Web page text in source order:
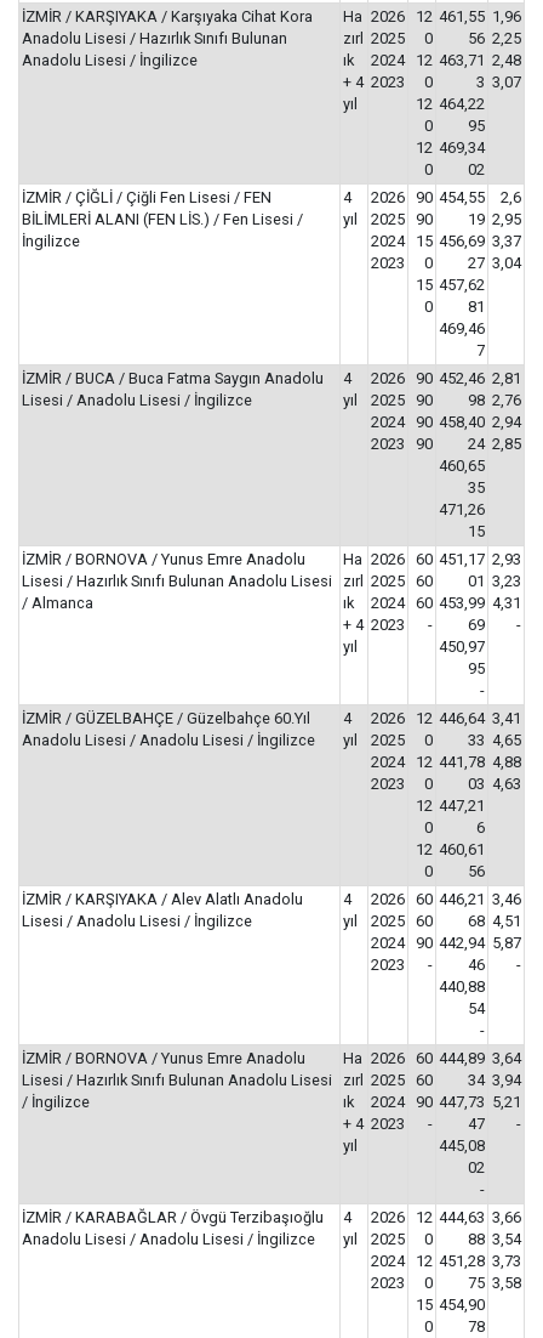
İZMİR / KARŞIYAKA / Karşıyaka Cihat Kora
Anadolu Lisesi / Hazırlık Sınıfı Bulunan
Anadolu Lisesi / İngilizce
Ha
zırl
ık
+ 4
yıl
2026
2025
2024
2023
12
0
12
0
12
0
12
0
461,55
56
463,71
3
464,22
95
469,34
02
1,96
2,25
2,48
3,07
İZMİR / ÇİĞLİ / Çiğli Fen Lisesi / FEN
BİLİMLERİ ALANI (FEN LİS.) / Fen Lisesi /
İngilizce
4
yıl
2026
2025
2024
2023
90
90
15
0
15
0
454,55
19
456,69
27
457,62
81
469,46
7
2,6
2,95
3,37
3,04
İZMİR / BUCA / Buca Fatma Saygın Anadolu
Lisesi / Anadolu Lisesi / İngilizce
4
yıl
2026
2025
2024
2023
90
90
90
90
452,46
98
458,40
24
460,65
35
471,26
15
2,81
2,76
2,94
2,85
İZMİR / BORNOVA / Yunus Emre Anadolu
Lisesi / Hazırlık Sınıfı Bulunan Anadolu Lisesi
/ Almanca
Ha
zırl
ık
+ 4
yıl
2026
2025
2024
2023
60
60
60
-
451,17
01
453,99
69
450,97
95
-
2,93
3,23
4,31
-
İZMİR / GÜZELBAHÇE / Güzelbahçe 60.Yıl
Anadolu Lisesi / Anadolu Lisesi / İngilizce
4
yıl
2026
2025
2024
2023
12
0
12
0
12
0
12
0
446,64
33
441,78
03
447,21
6
460,61
56
3,41
4,65
4,88
4,63
İZMİR / KARŞIYAKA / Alev Alatlı Anadolu
Lisesi / Anadolu Lisesi / İngilizce
4
yıl
2026
2025
2024
2023
60
60
90
-
446,21
68
442,94
46
440,88
54
-
3,46
4,51
5,87
-
İZMİR / BORNOVA / Yunus Emre Anadolu
Lisesi / Hazırlık Sınıfı Bulunan Anadolu Lisesi
/ İngilizce
Ha
zırl
ık
+ 4
yıl
2026
2025
2024
2023
60
60
90
-
444,89
34
447,73
47
445,08
02
-
3,64
3,94
5,21
-
İZMİR / KARABAĞLAR / Övgü Terzibaşıoğlu
Anadolu Lisesi / Anadolu Lisesi / İngilizce
4
yıl
2026
2025
2024
2023
12
0
12
0
15
0
444,63
88
451,28
75
454,90
78
3,66
3,54
3,73
3,58